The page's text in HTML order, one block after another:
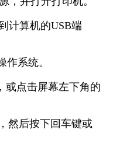
计算机的USB端
作系统。
或点击屏幕左下角的
然后按下回车键或